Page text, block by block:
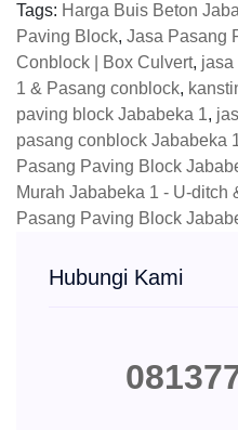
Tags: Harga Buis Beton
Paving Block, Jasa Pasang
Conblock | Box Culvert, jasa
1 & Pasang conblock,
paving block Jababeka 1,
pasang conblock Jababeka
Pasang Paving Block
Murah Jababeka 1 - U-ditch
Pasang Paving Block
Hubungi Kami